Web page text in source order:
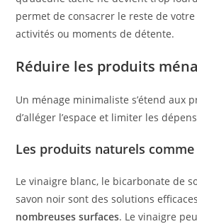
permet de consacrer le reste de votre
activités ou moments de détente.
Réduire les produits
Un ménage minimaliste s’étend aux
d’alléger l’espace et limiter les
Les produits naturels
Le vinaigre blanc, le bicarbonate de
savon noir sont des solutions
nombreuses surfaces. Le vinaigre